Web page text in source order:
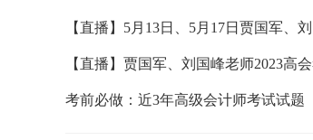
【直播】5月13日、5月17日贾国军、
【直播】贾国军、刘国峰老师2023高
考前必做：近3年高级会计师考试试题